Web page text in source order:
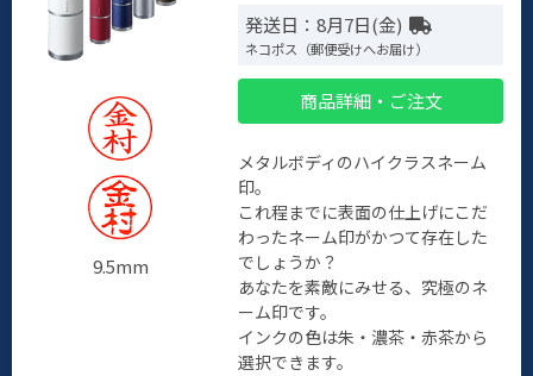
9.5mm
発送日：8月7日(金)
ネコポス（郵便受けへお届け）
商品詳細・ご注文
メタルボディのハイクラスネーム
印。
これ程までに表面の仕上げにこだ
わったネーム印がかつて存在した
でしょうか？
あなたを素敵にみせる、究極のネ
ーム印です。
インクの色は朱・濃茶・赤茶から
選択できます。